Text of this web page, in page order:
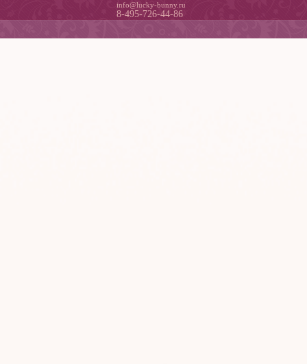
info@lucky-bunny.ru
8-495-726-44-86